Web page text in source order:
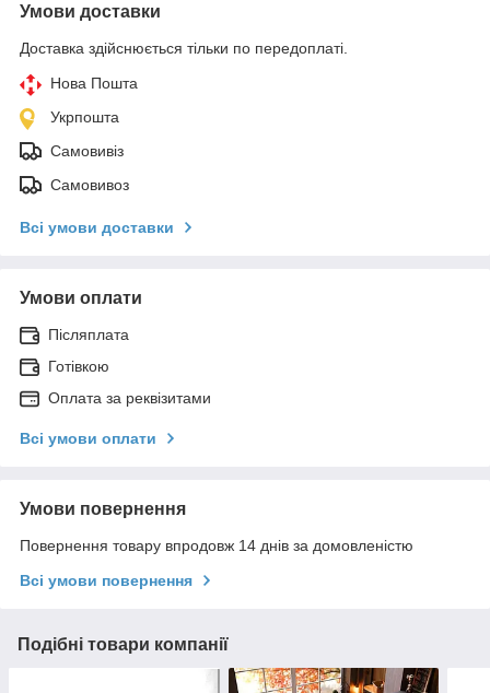
Умови доставки
Доставка здійснюється тільки по передоплаті.
Нова Пошта
Укрпошта
Самовивіз
Самовивоз
Всі умови доставки
Умови оплати
Післяплата
Готівкою
Оплата за реквізитами
Всі умови оплати
Умови повернення
Повернення товару впродовж 14 днів за домовленістю
Всі умови повернення
Подібні товари компанії